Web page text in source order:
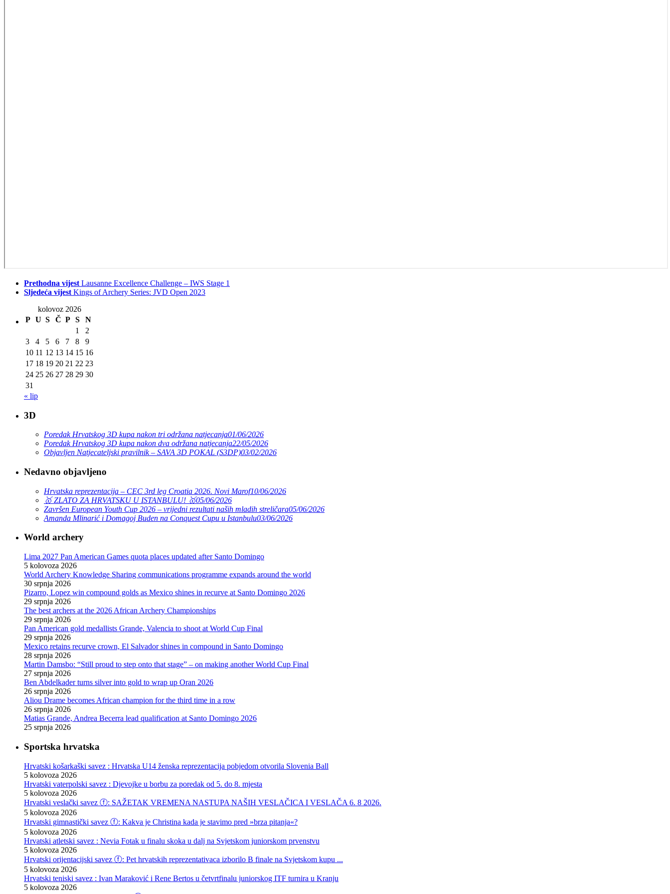
Prethodna vijest Lausanne Excellence Challenge – IWS Stage 1
Sljedeća vijest Kings of Archery Series: JVD Open 2023
kolovoz 2026
P U S Č P S
N
1
2
3
4 5 6 7 8
9
10 11 12 13 14 15 16
17 18 19 20 21 22 23
24 25 26 27 28 29 30
31
« lip
3D
Poredak Hrvatskog 3D kupa nakon tri održana natjecanja01/06/2026
Poredak Hrvatskog 3D kupa nakon dva održana natjecanja22/05/2026
Objavljen Natjecateljski pravilnik – SAVA 3D POKAL (S3DP)03/02/2026
Nedavno objavljeno
Hrvatska reprezentacija – CEC 3rd leg Croatia 2026. Novi Marof10/06/2026
🥇 ZLATO ZA HRVATSKU U ISTANBULU! 🥇05/06/2026
Završen European Youth Cup 2026 – vrijedni rezultati naših mladih streličara05/06/2026
Amanda Mlinarić i Domagoj Buden na Conquest Cupu u Istanbulu03/06/2026
World archery
Lima 2027 Pan American Games quota places updated after Santo Domingo
5 kolovoza 2026
World Archery Knowledge Sharing communications programme expands around the world
30 srpnja 2026
Pizarro, Lopez win compound golds as Mexico shines in recurve at Santo Domingo 2026
29 srpnja 2026
The best archers at the 2026 African Archery Championships
29 srpnja 2026
Pan American gold medallists Grande, Valencia to shoot at World Cup Final
29 srpnja 2026
Mexico retains recurve crown, El Salvador shines in compound in Santo Domingo
28 srpnja 2026
Martin Damsbo: “Still proud to step onto that stage” – on making another World Cup Final
27 srpnja 2026
Ben Abdelkader turns silver into gold to wrap up Oran 2026
26 srpnja 2026
Aliou Drame becomes African champion for the third time in a row
26 srpnja 2026
Matias Grande, Andrea Becerra lead qualification at Santo Domingo 2026
25 srpnja 2026
Sportska hrvatska
Hrvatski košarkaški savez : Hrvatska U14 ženska reprezentacija pobjedom otvorila Slovenia Ball
5 kolovoza 2026
Hrvatski vaterpolski savez : Djevojke u borbu za poredak od 5. do 8. mjesta
5 kolovoza 2026
Hrvatski veslački savez ⓕ: SAŽETAK VREMENA NASTUPA NAŠIH VESLAČICA I VESLAČA 6. 8 2026.
5 kolovoza 2026
Hrvatski gimnastički savez ⓕ: Kakva je Christina kada je stavimo pred »brza pitanja«?
5 kolovoza 2026
Hrvatski atletski savez : Nevia Fotak u finalu skoka u dalj na Svjetskom juniorskom prvenstvu
5 kolovoza 2026
Hrvatski orijentacijski savez ⓕ: Pet hrvatskih reprezentativaca izborilo B finale na Svjetskom kupu ...
5 kolovoza 2026
Hrvatski teniski savez : Ivan Maraković i Rene Bertos u četvrtfinalu juniorskog ITF turnira u Kranju
5 kolovoza 2026